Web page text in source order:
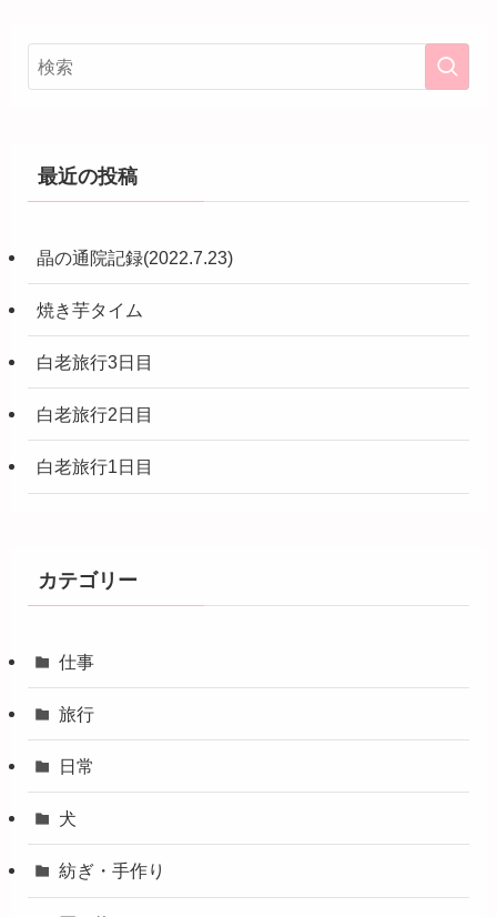
最近の投稿
晶の通院記録(2022.7.23)
焼き芋タイム
白老旅行3日目
白老旅行2日目
白老旅行1日目
カテゴリー
仕事
旅行
日常
犬
紡ぎ・手作り